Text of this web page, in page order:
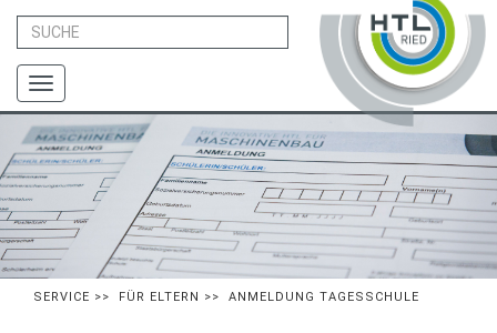
Toggle
navigation
SERVICE >> FÜR ELTERN >> ANMELDUNG TAGESSCHULE